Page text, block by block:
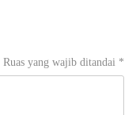
Ruas yang wajib ditandai *